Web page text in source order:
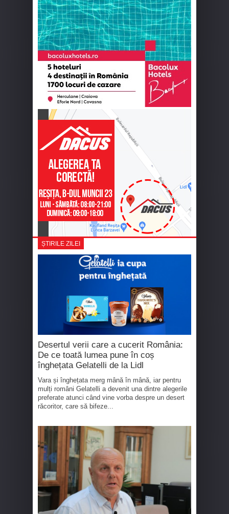
ȘTIRILE ZILEI
Desertul verii care a cucerit România:
De ce toată lumea pune în coș
înghețata Gelatelli de la Lidl
Vara și înghețata merg mână în mână, iar pentru
mulți români Gelatelli a devenit una dintre alegerile
preferate atunci când vine vorba despre un desert
răcoritor, care să bifeze...